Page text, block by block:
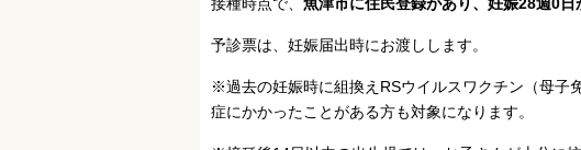
予診票は、妊娠届出時にお渡しします。
※過去の妊娠時に組換えRSウイルスワクチン（母子
症にかかったことがある方も対象になります。